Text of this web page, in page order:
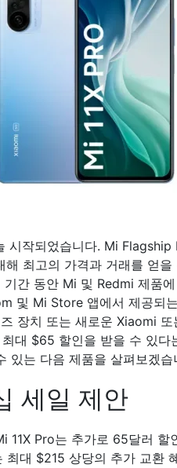
작되었습니다. Mi Flagship
최고의 가격과 거래를 얻
간 동안 Mi 및 Redmi 제품
및 Mi Store 앱에서 제공되
장치 또는 새로운 Xiaomi
대 $65 할인을 받을 수 있다
있는 다음 제품을 살펴보겠습
세일 제안
11X Pro는 추가로 65달러 할
대 $215 상당의 추가 교환